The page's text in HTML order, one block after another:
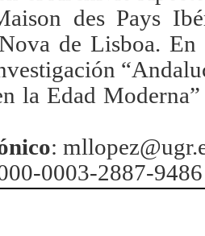
des Pays
de Lisboa.
la Edad
:
0003-2887-9486